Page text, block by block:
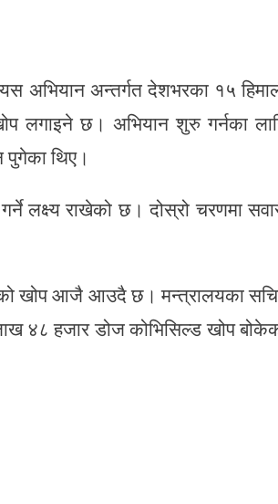
अन्तर्गत देशभरका १५
लगाइने छ। अभियान शुरु गर्नका
पुगेका थिए।
लक्ष्य राखेको छ। दोस्रो चरणमा
खोप आजै आउदै छ। मन्त्रालयका
४८ हजार डोज कोभिसिल्ड खोप